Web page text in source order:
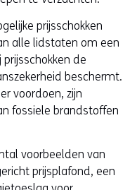
prijsschokken
alle lidstaten om een
de
beschermt.
voordoen, zijn
fossiele brandstoffen
voorbeelden van
prijsplafond, een